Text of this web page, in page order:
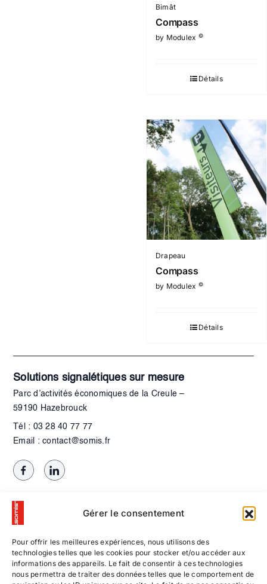
Gérer le consentement
Pour offrir les meilleures expériences, nous utilisons des
technologies telles que les cookies pour stocker et/ou accéder aux
informations des appareils. Le fait de consentir à ces technologies
nous permettra de traiter des données telles que le comportement de
Bimât
Compass
by Modulex ©
Détails
Drapeau
Compass
by Modulex ©
Détails
Solutions signalétiques sur mesure
Parc d’activités économiques de la Creule –
59190 Hazebrouck
Tél : 03 28 40 77 77
Email : contact@somis.fr